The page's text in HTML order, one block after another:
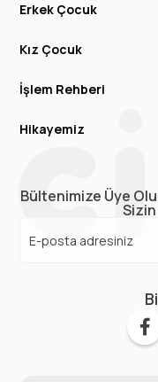
Erkek Çocuk
Kız Çocuk
İşlem Rehberi
Hikayemiz
Bültenimize Üye